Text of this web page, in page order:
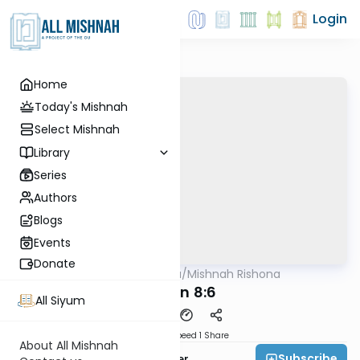
Home
Today's Mishnah
Select Mishnah
Library
Series
Authors
Blogs
Events
Donate
All Siyum
About All Mishnah
Login
AllMishna/Mishnah Rishona
Eruvin 8:6
Speed 1 Share